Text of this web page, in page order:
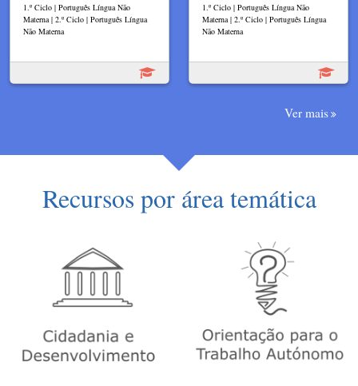
1.º Ciclo | Português Língua Não
Materna | 2.º Ciclo | Português Língua
Não Materna
1.º Ciclo | Português Língua Não
Materna | 2.º Ciclo | Português Língua
Não Materna
Ver mais
Recursos por área temática